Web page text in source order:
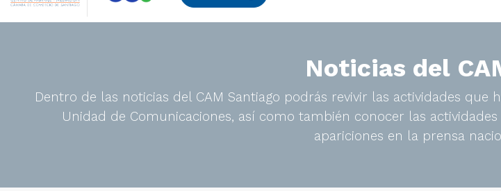
Noticias del
Dentro de las noticias del CAM Santiago podrás revivir las actividades
Unidad de Comunicaciones, así como también conocer las
apariciones en la prensa